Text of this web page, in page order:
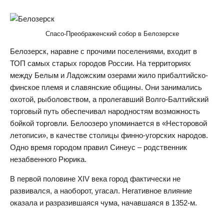
Спасо-Преображенский собор в Белозерске
Белозерск, наравне с прочими поселениями, входит в
ТОП самых старых городов России. На территориях
между Белым и Ладожским озерами жило прибалтийско-
финское племя и славянские общины. Они занимались
охотой, рыболовством, а пролегавший Волго-Балтийский
торговый путь обеспечивал народностям возможность
бойкой торговли. Белоозеро упоминается в «Несторовой
летописи», в качестве столицы финно-угорских народов.
Одно время городом правил Синеус – родственник
незабвенного Рюрика.
В первой половине XIV века город фактически не
развивался, а наоборот, угасал. Негативное влияние
оказала и разразившаяся чума, начавшаяся в 1352-м.